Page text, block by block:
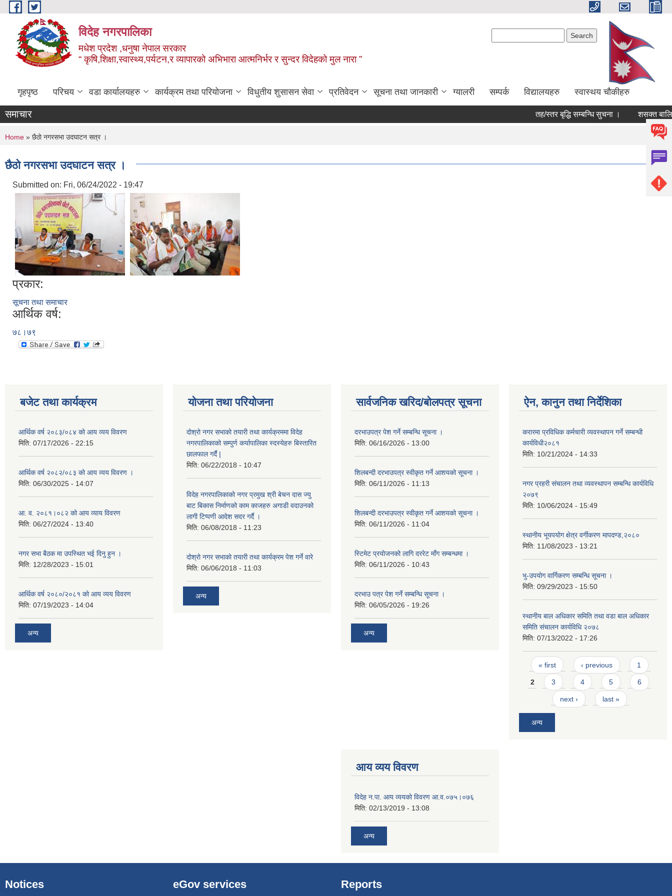
Skip to main content
विदेह नगरपालिका
मधेश प्रदेश ,धनुषा नेपाल सरकार
“ कृषि,शिक्षा,स्वास्थ्य,पर्यटन,र व्यापारको अभिभारा आत्मनिर्भर र सुन्दर विदेहको मुल नारा ”
गृहपृष्ठ परिचय वडा कार्यालयहरु कार्यक्रम तथा परियोजना विधुतीय शुसासन सेवा प्रतिवेदन सूचना तथा जानकारी ग्यालरी सम्पर्क विद्यालयहरु स्वास्थय चौकीहरु
समाचार तह/स्तर बृद्धि सम्बन्धि सुचना । शसक्त
You are here
Home » छैठाे नगरसभा उदघाटन सत्र ।
छैठाे नगरसभा उदघाटन सत्र ।
Submitted on: Fri, 06/24/2022 - 19:47
प्रकार:
सूचना तथा समाचार
आर्थिक वर्ष:
७८।७९
बजेट तथा कार्यक्रम
आर्थिक वर्ष २०८३/०८४ को आय व्यय विवरण
मिति: 07/17/2026 - 22:15
आर्थिक वर्ष २०८२/०८३ को आय व्यय विवरण ।
मिति: 06/30/2025 - 14:07
आ. व. २०८१।०८२ को आय व्याय विवरण
मिति: 06/27/2024 - 13:40
नगर सभा बैठक मा उपस्थित भई दिनु हुन ।
मिति: 12/28/2023 - 15:01
आर्थिक वर्ष २०८०/२०८१ को आय व्यय विवरण
मिति: 07/19/2023 - 14:04
अन्य
योजना तथा परियोजना
दोश्रो नगर सभाको तयारी तथा कार्यक्रममा विदेह
नगरपालिकाको सम्पुर्ण कर्यापालिका स्दस्येहरु बिस्तारित
छालफाल गर्दै |
मिति: 06/22/2018 - 10:47
विदेह नगरपालिकाको नगर प्रमुख श्री बेचन दास ज्यु
बाट बिकास निर्माणको काम काजहरु अगाडी वदाउनको
लागी टिप्पणी आदेश सदर गर्दै ।
मिति: 06/08/2018 - 11:23
दोश्रो नगर सभाको तयारी तथा कार्यक्रम पेश गर्ने वारे
मिति: 06/06/2018 - 11:03
अन्य
सार्वजनिक खरिद/बोलपत्र सूचना
दरभाउपत्र पेश गर्ने सम्बन्धि सूचना ।
मिति: 06/16/2026 - 13:00
शिलबन्दी दरभाउपत्र स्वीकृत गर्ने आशयको सूचना ।
मिति: 06/11/2026 - 11:13
शिलबन्दी दरभाउपत्र स्वीकृत गर्ने आशयको सूचना ।
मिति: 06/11/2026 - 11:04
स्टिमेट प्रयोजनको लागि दररेट माँग सम्बन्धमा ।
मिति: 06/11/2026 - 10:43
दरभाउ पत्र पेश गर्ने सम्बन्धि सूचना ।
मिति: 06/05/2026 - 19:26
अन्य
ऐन, कानुन तथा निर्देशिका
करारमा प्रविधिक कर्मचारी व्यवस्थापन गर्ने सम्बन्धी
कार्यविधी२०८१
मिति: 10/21/2024 - 14:33
नगर प्रहरी संचालन तथा व्यवस्थापन सम्बन्धि कार्यविधि
२०७९
मिति: 10/06/2024 - 15:49
स्थानीय भूयपयोग क्षेत्र वर्गीकरण मापदण्ड,२०८०
मिति: 11/08/2023 - 13:21
भु-उपयोग वार्गिकरण सम्बन्धि सूचना ।
मिति: 09/29/2023 - 15:50
स्थानीय बाल अधिकार समिति तथा वडा बाल अधिकार
समिति संचालन कार्यविधि २०७८
मिति: 07/13/2022 - 17:26
Pages
« first ‹ previous 1
2 3 4 5 6
next › last »
अन्य
आय व्यय विवरण
विदेह न.पा. आय व्ययको विवरण आ.व.०७५।०७६
मिति: 02/13/2019 - 13:08
अन्य
Notices eGov services Reports